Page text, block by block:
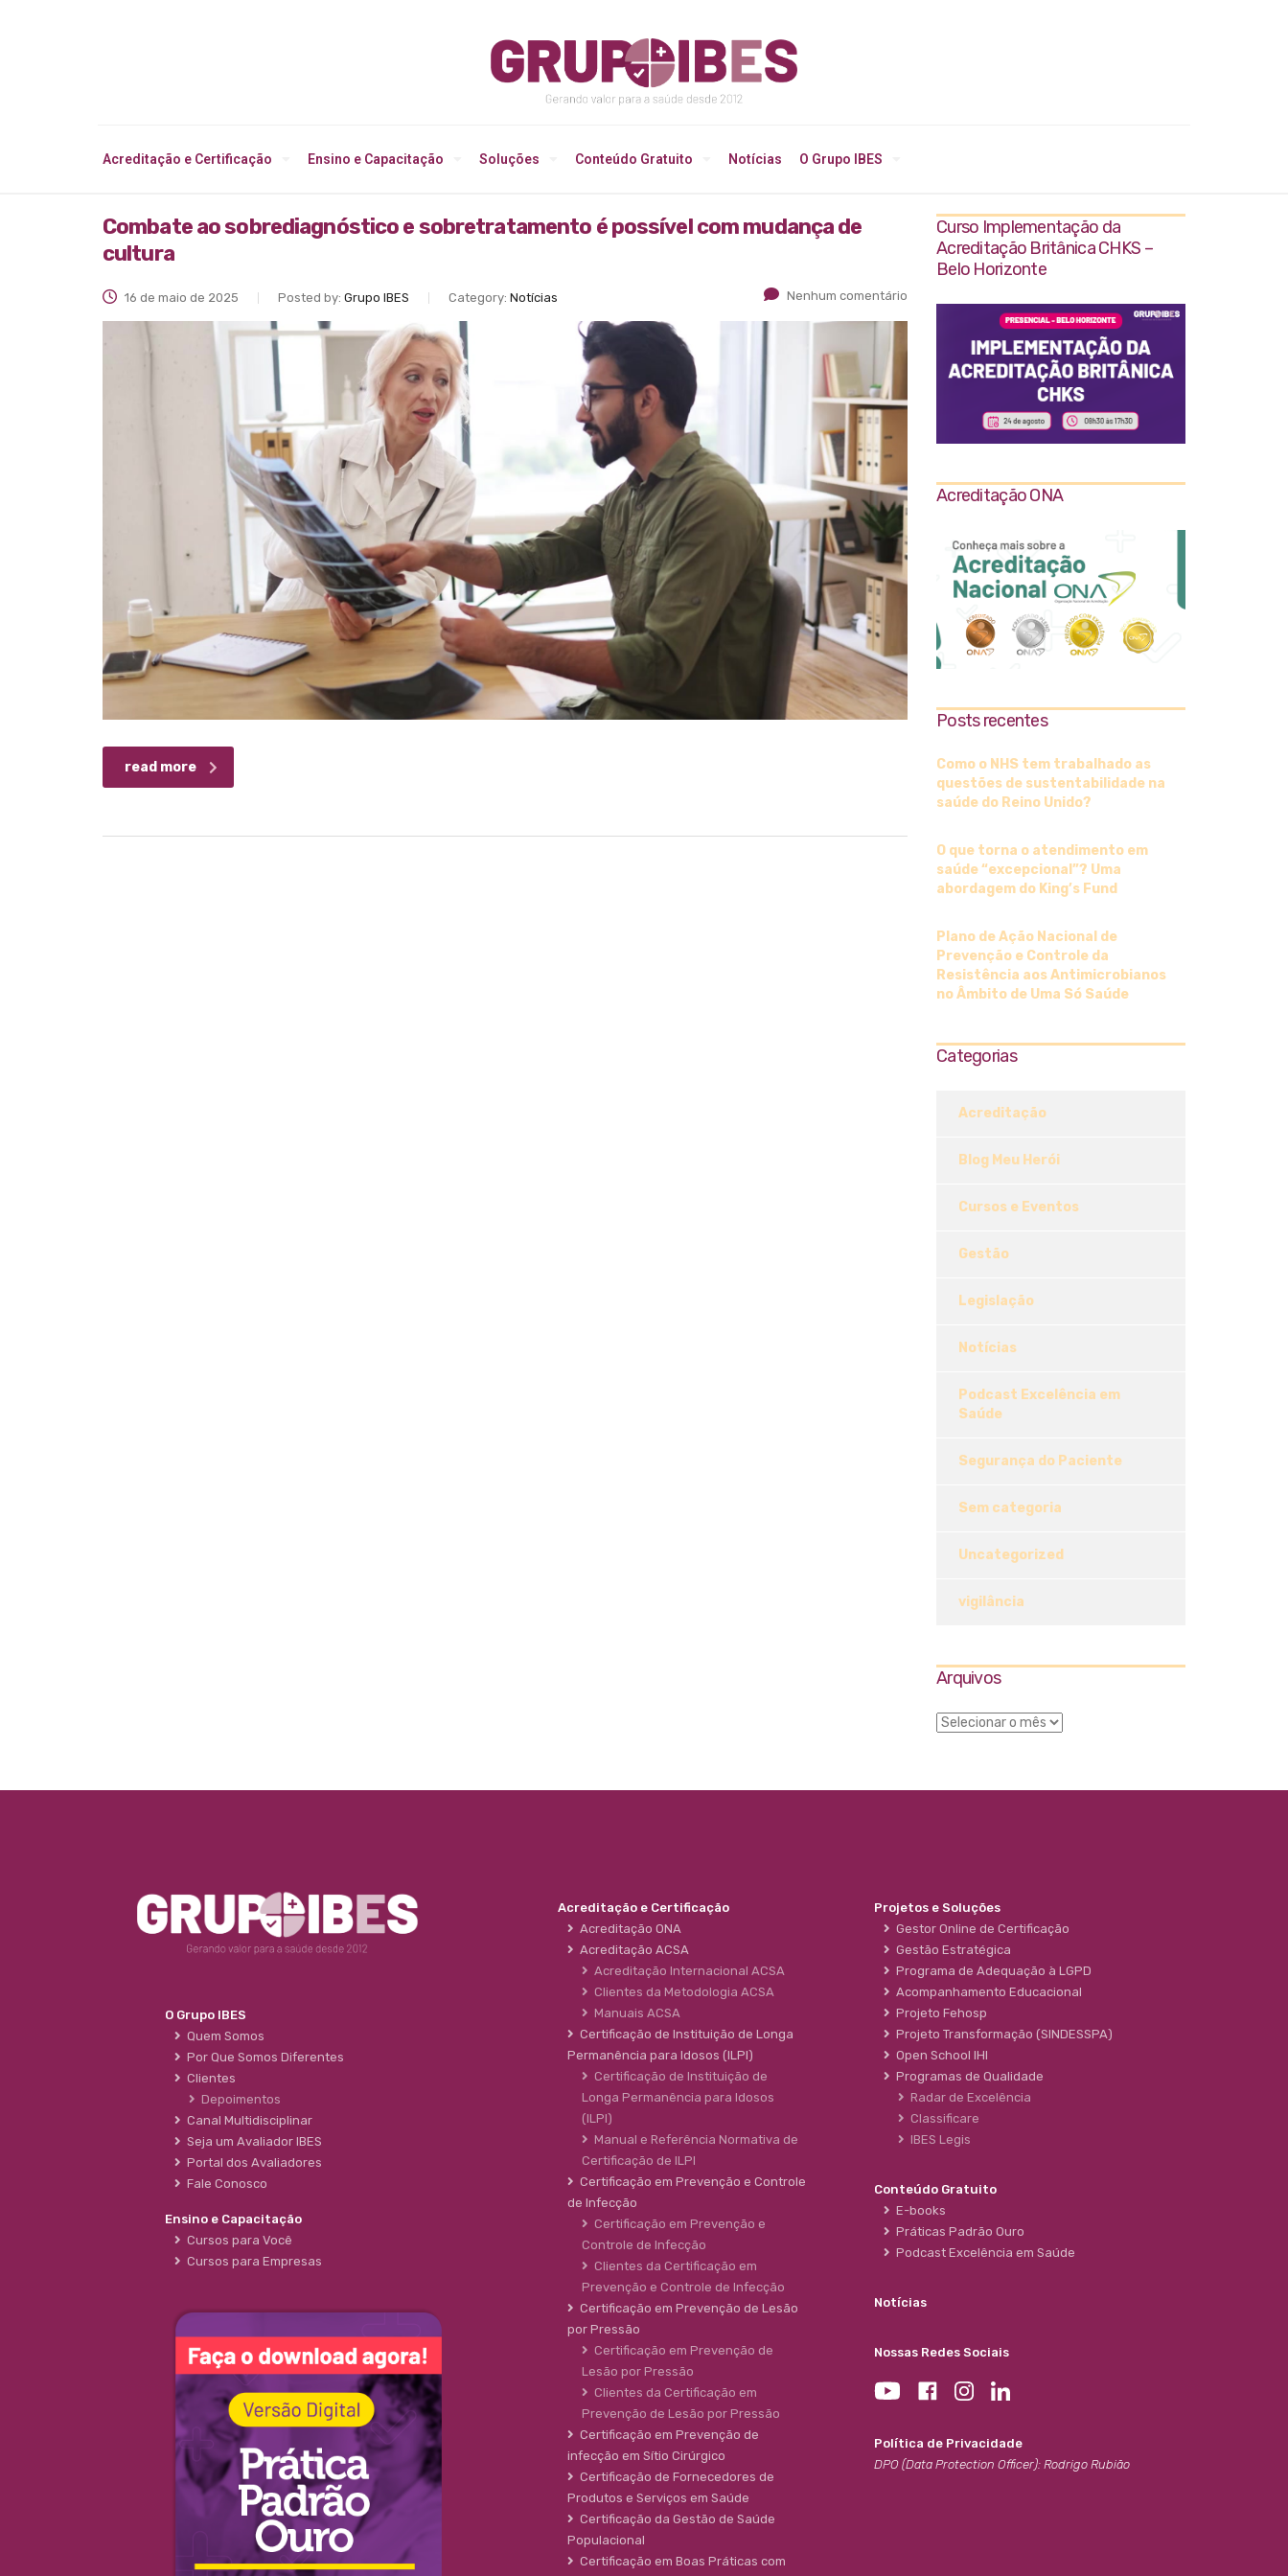
Acreditação e Certificação Ensino e Capacitação Soluções Conteúdo Gratuito Notícias O Grupo IBES
Combate ao sobrediagnóstico e sobretratamento é possível com mudança de
cultura
16 de maio de 2025 Posted by: Grupo IBES Category: Notícias Nenhum comentário
read more
Curso Implementação da
Acreditação Britânica CHKS –
Belo Horizonte
Acreditação ONA
Posts recentes
Como o NHS tem trabalhado as
questões de sustentabilidade na
saúde do Reino Unido?
O que torna o atendimento em
saúde “excepcional”? Uma
abordagem do King’s Fund
Plano de Ação Nacional de
Prevenção e Controle da
Resistência aos Antimicrobianos
no Âmbito de Uma Só Saúde
Categorias
Acreditação
Blog Meu Herói
Cursos e Eventos
Gestão
Legislação
Notícias
Podcast Excelência em
Saúde
Segurança do Paciente
Sem categoria
Uncategorized
vigilância
Arquivos
O Grupo IBES
Quem Somos
Por Que Somos Diferentes
Clientes
Depoimentos
Canal Multidisciplinar
Seja um Avaliador IBES
Portal dos Avaliadores
Fale Conosco
Ensino e Capacitação
Cursos para Você
Cursos para Empresas
Acreditação e Certificação
Acreditação ONA
Acreditação ACSA
Acreditação Internacional ACSA
Clientes da Metodologia ACSA
Manuais ACSA
Certificação de Instituição de Longa
Permanência para Idosos (ILPI)
Certificação de Instituição de
Longa Permanência para Idosos
(ILPI)
Manual e Referência Normativa de
Certificação de ILPI
Certificação em Prevenção e Controle
de Infecção
Certificação em Prevenção e
Controle de Infecção
Clientes da Certificação em
Prevenção e Controle de Infecção
Certificação em Prevenção de Lesão
por Pressão
Certificação em Prevenção de
Lesão por Pressão
Clientes da Certificação em
Prevenção de Lesão por Pressão
Certificação em Prevenção de
infecção em Sítio Cirúrgico
Certificação de Fornecedores de
Produtos e Serviços em Saúde
Certificação da Gestão de Saúde
Populacional
Certificação em Boas Práticas com
Projetos e Soluções
Gestor Online de Certificação
Gestão Estratégica
Programa de Adequação à LGPD
Acompanhamento Educacional
Projeto Fehosp
Projeto Transformação (SINDESSPA)
Open School IHI
Programas de Qualidade
Radar de Excelência
Classificare
IBES Legis
Conteúdo Gratuito
E-books
Práticas Padrão Ouro
Podcast Excelência em Saúde
Notícias
Nossas Redes Sociais
Política de Privacidade
DPO (Data Protection Officer): Rodrigo Rubião